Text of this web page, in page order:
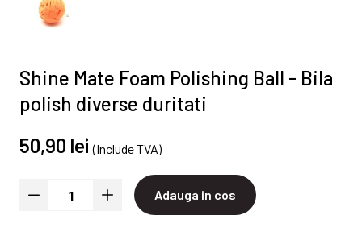
Shine Mate Foam Polishing Ball - Bila
polish diverse duritati
50,90 lei (Include TVA)
Adauga in cos